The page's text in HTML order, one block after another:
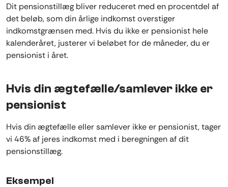
Dit pensionstillæg bliver reduceret med en procentdel af
det beløb, som din årlige indkomst overstiger
indkomstgrænsen med. Hvis du ikke er pensionist hele
kalenderåret, justerer vi beløbet for de måneder, du er
pensionist i året.
Hvis din ægtefælle/samlever ikke er
pensionist
Hvis din ægtefælle eller samlever ikke er pensionist, tager
vi 46% af jeres indkomst med i beregningen af dit
pensionstillæg.
Eksempel